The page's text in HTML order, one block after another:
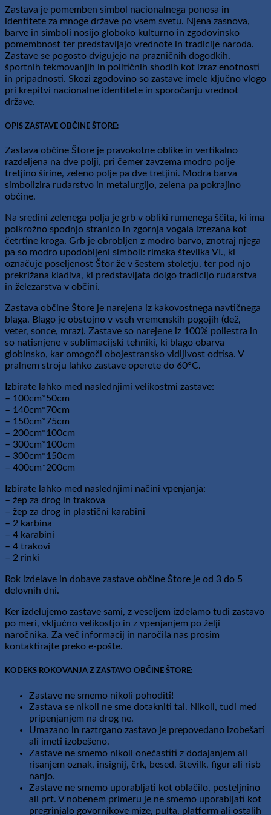
Zastava je pomemben simbol nacionalnega ponosa in
identitete za mnoge države po vsem svetu. Njena zasnova,
barve in simboli nosijo globoko kulturno in zgodovinsko
pomembnost ter predstavljajo vrednote in tradicije naroda.
Zastave se pogosto dvigujejo na prazničnih dogodkih,
športnih tekmovanjih in političnih shodih kot izraz enotnosti
in pripadnosti. Skozi zgodovino so zastave imele ključno vlogo
pri krepitvi nacionalne identitete in sporočanju vrednot
države.
OPIS ZASTAVE OBČINE ŠTORE:
Zastava občine Štore je pravokotne oblike in vertikalno
razdeljena na dve polji, pri čemer zavzema modro polje
tretjino širine, zeleno polje pa dve tretjini. Modra barva
simbolizira rudarstvo in metalurgijo, zelena pa pokrajino
občine.
Na sredini zelenega polja je grb v obliki rumenega ščita, ki ima
polkrožno spodnjo stranico in zgornja vogala izrezana kot
četrtine kroga. Grb je obrobljen z modro barvo, znotraj njega
pa so modro upodobljeni simboli: rimska številka VI., ki
označuje poseljenost Štor že v šestem stoletju, ter pod njo
prekrižana kladiva, ki predstavljata dolgo tradicijo rudarstva
in železarstva v občini.
Zastava občine Štore je narejena iz kakovostnega navtičnega
blaga. Blago je obstojno v vseh vremenskih pogojih (dež,
veter, sonce, mraz). Zastave so narejene iz 100% poliestra in
so natisnjene v sublimacijski tehniki, ki blago obarva
globinsko, kar omogoči obojestransko vidljivost odtisa. V
pralnem stroju lahko zastave operete do 60°C.
Izbirate lahko med naslednjimi velikostmi zastave:
– 100cm*50cm
– 140cm*70cm
– 150cm*75cm
– 200cm*100cm
– 300cm*100cm
– 300cm*150cm
– 400cm*200cm
Izbirate lahko med naslednjimi načini vpenjanja:
– žep za drog in trakova
– žep za drog in plastični karabini
– 2 karbina
– 4 karabini
– 4 trakovi
– 2 rinki
Rok izdelave in dobave zastave občine Štore je od 3 do 5
delovnih dni.
Ker izdelujemo zastave sami, z veseljem izdelamo tudi zastavo
po meri, vključno velikostjo in z vpenjanjem po želji
naročnika. Za več informacij in naročila nas prosim
kontaktirajte preko e-pošte.
KODEKS ROKOVANJA Z ZASTAVO OBČINE ŠTORE:
Zastave ne smemo nikoli pohoditi!
Zastava se nikoli ne sme dotakniti tal. Nikoli, tudi med
pripenjanjem na drog ne.
Umazano in raztrgano zastavo je prepovedano izobešati
ali imeti izobešeno.
Zastave ne smemo nikoli onečastiti z dodajanjem ali
risanjem oznak, insignij, črk, besed, številk, figur ali risb
nanjo.
Zastave ne smemo uporabljati kot oblačilo, posteljnino
ali prt. V nobenem primeru je ne smemo uporabljati kot
pregrinjalo govornikove mize, pulta, platform ali ostalih